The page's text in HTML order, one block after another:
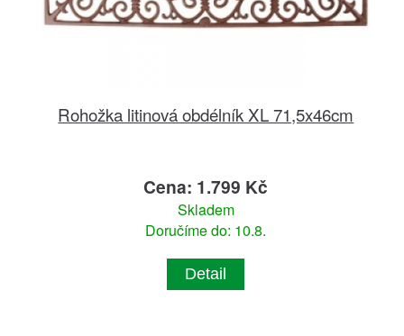
Rohožka litinová obdélník XL 71,5x46cm
Cena: 1.799 Kč
Skladem
Doručíme do: 10.8.
Detail